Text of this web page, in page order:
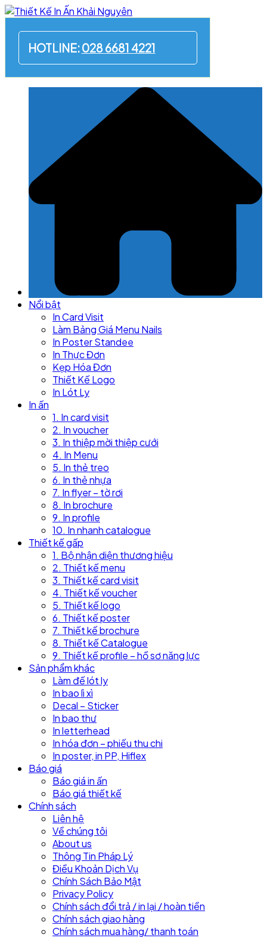
Skip
content
HOTLINE:028 6681 4221
Nổi bật
In Card Visit
Làm Bảng Giá Menu Nails
In Poster Standee
In Thực Đơn
Kẹp Hóa Đơn
Thiết Kế Logo
In Lót Ly
In ấn
1. In card visit
2. In voucher
3. In thiệp mời thiệp cưới
4. In Menu
5. In thẻ treo
6. In thẻ nhựa
7. In flyer – tờ rơi
8. In brochure
9. In profile
10. In nhanh catalogue
Thiết kế gấp
1. Bộ nhận diện thương hiệu
2. Thiết kế menu
3. Thiết kế card visit
4. Thiết kế voucher
5. Thiết kế logo
6. Thiết kế poster
7. Thiết kế brochure
8. Thiết kế Catalogue
9. Thiết kế profile – hồ sơ năng lực
Sản phẩm khác
Làm đế lót ly
In bao lì xì
Decal – Sticker
In bao thư
In letterhead
In hóa đơn – phiếu thu chi
In poster, in PP, Hiflex
Báo giá
Báo giá in ấn
Báo giá thiết kế
Chính sách
Liên hệ
Về chúng tôi
About us
Thông Tin Pháp Lý
Điều Khoản Dịch Vụ
Chính Sách Bảo Mật
Privacy Policy
Chính sách đổi trả / in lại / hoàn tiền
Chính sách giao hàng
Chính sách mua hàng/ thanh toán